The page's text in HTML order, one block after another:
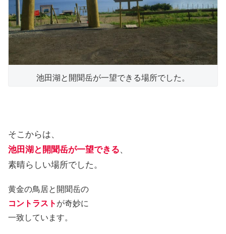
池田湖と開聞岳が一望できる場所でした。
そこからは、
池田湖と開聞岳が一望できる、
素晴らしい場所でした。
黄金の鳥居と開聞岳の
コントラスト が奇妙に
一致しています。